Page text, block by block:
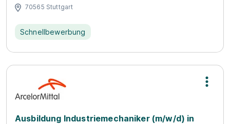
70565 Stuttgart
Schnellbewerbung
Ausbildung Industriemechaniker (m/w/d) in